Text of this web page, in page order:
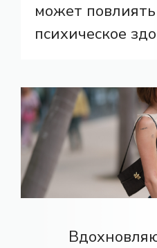
может
психическое